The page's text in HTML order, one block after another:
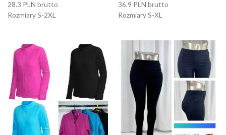
28.3 PLN brutto
Rozmiary S-2XL
36.9 PLN brutto
Rozmiary S-XL